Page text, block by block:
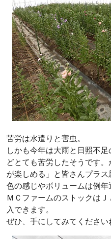
苦労は水遣りと害虫。
しかも今年は大雨と日照不
どとても苦労したそうです
が楽しめる」と皆さんプラス
色の感じやボリュームは例年
ＭＣファームのストックは
入できます。
ぜひ、手にしてみてください